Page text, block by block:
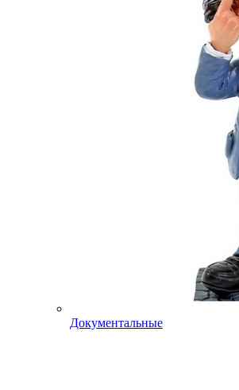
Документальные